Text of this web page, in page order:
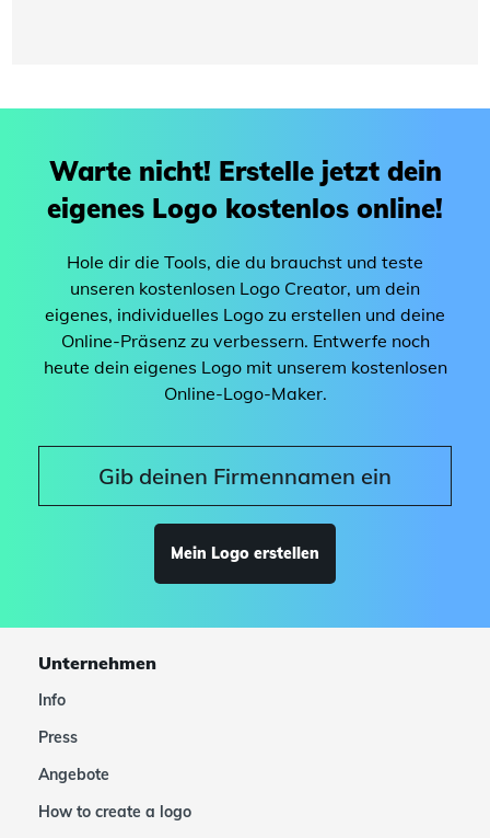
Warte nicht! Erstelle jetzt dein
eigenes Logo kostenlos online!
Hole dir die Tools, die du brauchst und teste
unseren kostenlosen Logo Creator, um dein
eigenes, individuelles Logo zu erstellen und deine
Online-Präsenz zu verbessern. Entwerfe noch
heute dein eigenes Logo mit unserem kostenlosen
Online-Logo-Maker.
Mein Logo erstellen
Unternehmen
Info
Press
Angebote
How to create a logo